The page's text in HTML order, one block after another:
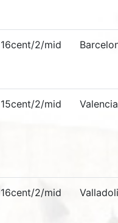
16cent/2/mid
15cent/2/mid Valencia
16cent/2/mid